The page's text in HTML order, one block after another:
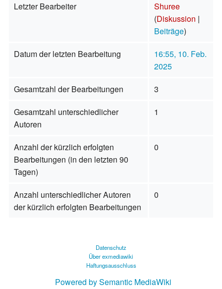
Letzter Bearbeiter
Shuree
(Diskussion |
Beiträge)
Datum der letzten Bearbeitung
16:55, 10. Feb.
2025
Gesamtzahl der Bearbeitungen
3
Gesamtzahl unterschiedlicher
Autoren
1
Anzahl der kürzlich erfolgten
Bearbeitungen (in den letzten 90
Tagen)
0
Anzahl unterschiedlicher Autoren
der kürzlich erfolgten Bearbeitungen
0
Datenschutz
Über exmediawiki
Haftungsausschluss
Powered by Semantic MediaWiki